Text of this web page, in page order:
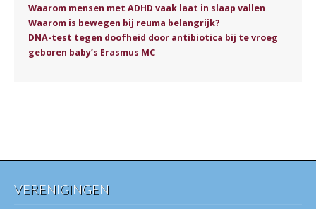
Waarom mensen met ADHD vaak laat in slaap vallen
Waarom is bewegen bij reuma belangrijk?
DNA-test tegen doofheid door antibiotica bij te vroeg
geboren baby’s Erasmus MC
VERENIGINGEN